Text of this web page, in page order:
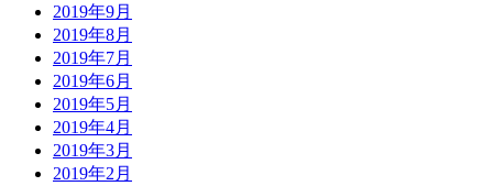
2019年9月
2019年8月
2019年7月
2019年6月
2019年5月
2019年4月
2019年3月
2019年2月